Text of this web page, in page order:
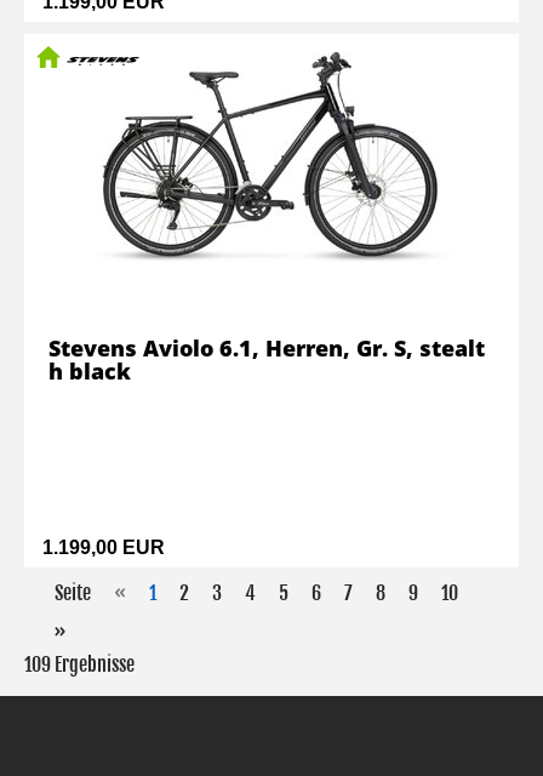
1.199,00 EUR
Stevens Aviolo 6.1, Herren, Gr. S, stealt
h black
Seite « 1 2 3 4 5 6 7 8 9
10
»
109 Ergebnisse